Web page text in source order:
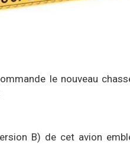
le nouveau
B) de cet avion